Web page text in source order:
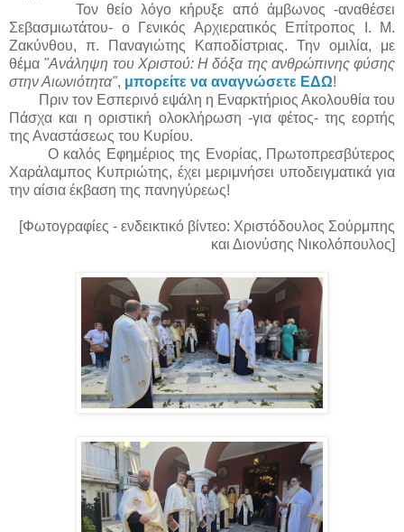
Τον θείο λόγο κήρυξε από άμβωνος -αναθέσει
Σεβασμιωτάτου- ο Γενικός Αρχιερατικός Επίτροπος Ι. Μ.
Ζακύνθου, π. Παναγιώτης Καποδίστριας. Την ομιλία, με
θέμα "Ανάληψη του Χριστού: Η δόξα της ανθρώπινης φύσης
στην Αιωνιότητα", μπορείτε να αναγνώσετε ΕΔΩ!
Πριν τον Εσπερινό εψάλη η Εναρκτήριος Ακολουθία του
Πάσχα και η οριστική ολοκλήρωση -για φέτος- της εορτής
της Αναστάσεως του Κυρίου.
Ο καλός Εφημέριος της Ενορίας, Πρωτοπρεσβύτερος
Χαράλαμπος Κυπριώτης, έχει μεριμνήσει υποδειγματικά για
την αίσια έκβαση της πανηγύρεως!
[Φωτογραφίες - ενδεικτικό βίντεο: Χριστόδουλος Σούρμπης
και Διονύσης Νικολόπουλος]